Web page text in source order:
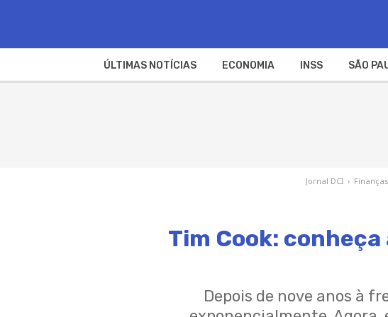
ÚLTIMAS NOTÍCIAS ECONOMIA INSS SÃO
Jornal DCI › Finanças
Tim Cook:
Depois de nove anos à